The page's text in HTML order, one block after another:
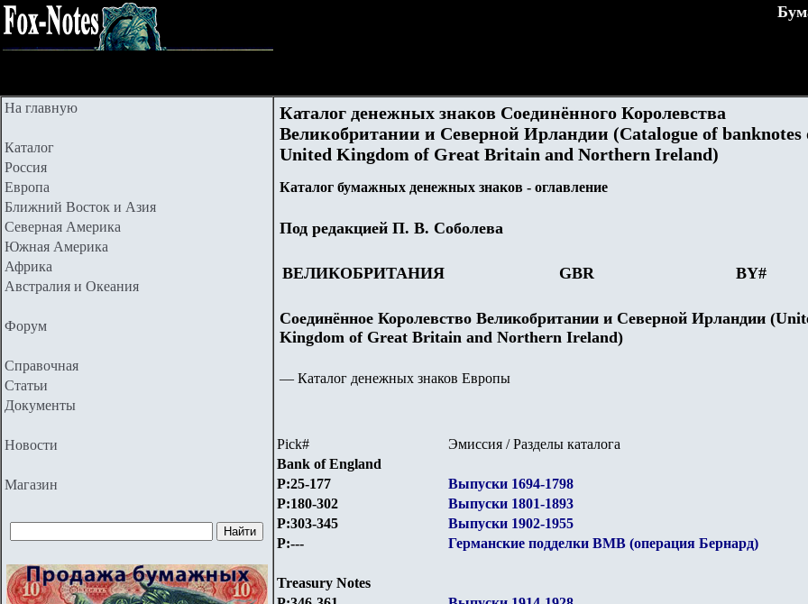
На главную
Каталог
Россия
Европа
Ближний Восток и Азия
Северная Америка
Южная Америка
Африка
Австралия и Океания
Форум
Справочная
Статьи
Документы
Новости
Магазин
Каталог денежных знаков Соединённого Королевства
Великобритании и Северной Ирландии (Catalogue of banknotes
United Kingdom of Great Britain and Northern Ireland)
Каталог бумажных денежных знаков - оглавление
Под редакцией П. В. Соболева
ВЕЛИКОБРИТАНИЯ GBR BY#
Соединённое Королевство Великобритании и Северной Ирландии
Kingdom of Great Britain and Northern Ireland)
— Каталог денежных знаков Европы
Pick#
Эмиссия / Разделы каталога
Bank of England
P:25-177
Выпуски 1694-1798
P:180-302
Выпуски 1801-1893
P:303-345
Выпуски 1902-1955
P:---
Германские подделки ВМВ (операция Бернард)
Treasury Notes